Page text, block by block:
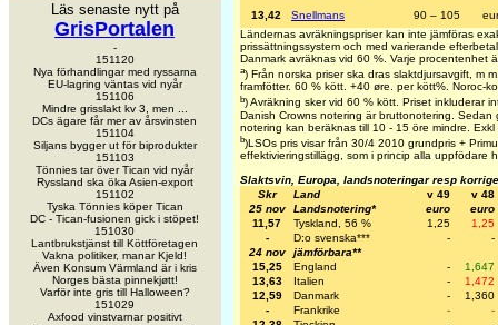
Läs senaste nytt på
GrisPortalen
-
151120
Nya förhandlingar med ryssarna
EU-lagring väntas vid nyår
151106
Mindre grisslakt kv 3, men ...
DCs ägare får mer av årsvinsten
151104
Siljans bygger ut för biprodukter
151103
Tönnies tar över Tican vid nyår
Ryssland ska öka Asien-export
151102
Tyska Tönnies köper Tican
DC - Tican-fusionen gick i stöpet!
151030
Lantbrukstjänst till Köttföretagen
Vakna politiker, manar Kjeld!
Även Konsum Värmland är i kris
Norges bästa pinnekjøtt!
Varför inte gris till Halloween?
151029
Axfood vinstvarnar positivt
13,42
Snellmans 90 – 105
Ländernas avräkningspriser kan inte jämföras
prissättningssystem och med varierande
Danmark avräknas vid 60 %. Varje procentenhet
a) Från norska priser ska dras slaktdjursavgift, m
framfötter. 60 % kött. +40 øre. per kött%. Noroc-
b) Avräkning sker vid 60 % kött. Priset inkluderar
Danish Crowns notering är bruttonotering. Sedan
notering kan beräknas till 10 - 15 öre mindre. Exkl
b)LSOs pris visar från 30/4 2010 grundpris +
effektivieringstillägg, som i princip alla uppfödare
Slaktsvin, Europa, landsnoteringar resp
Skr
Land v 49
v 48
25 nov
Landsnotering* euro
euro
11,57
Tyskland, 56 % 1,25
1,25
-
D:o svenska*** -
-
24 nov
jämförbara**
15,25
England -
1,647
13,63
Italien -
1,472
12,59
Danmark -
1,360
-
Frankrike -
-